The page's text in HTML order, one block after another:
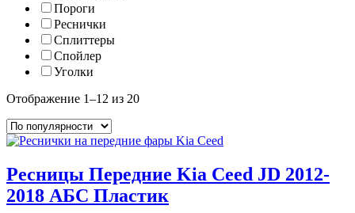
Пороги
Реснички
Сплиттеры
Спойлер
Уголки
Отображение 1–12 из 20
Ресницы Передние Kia Ceed JD 2012-
2018 АБС Пластик